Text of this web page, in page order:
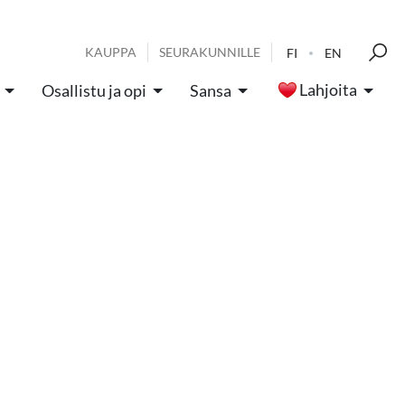
KAUPPA SEURAKUNNILLE FI EN
Osallistu ja opi Sansa Lahjoita